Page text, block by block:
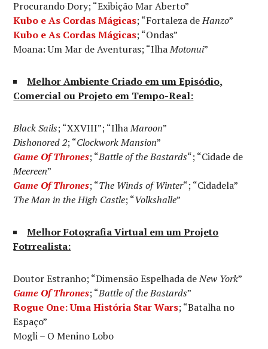
Procurando Dory; “Exibição Mar Aberto”
Kubo e As Cordas Mágicas; “Fortaleza deHanzo”
Kubo e As Cordas Mágicas; “Ondas”
Moana: Um Mar de Aventuras; “IlhaMotonui”
Melhor Ambiente Criado em um Episódio,
Comercial ou Projeto em Tempo-Real:
Black Sails; “XXVIII”; “IlhaMaroon”
Dishonored 2; “Clockwork Mansion”
Game Of Thrones; “Battle of the Bastards“; “Cidade de
Meereen”
Game Of Thrones; “The Winds of Winter“; “Cidadela”
The Man in the High Castle; “Volkshalle”
Melhor Fotografia Virtual em um Projeto
Fotrrealista:
Doutor Estranho; “Dimensão Espelhada deNew York”
Game Of Thrones; “Battle of the Bastards”
Rogue One: Uma História Star Wars; “Batalha no
Espaço”
Mogli – O Menino Lobo